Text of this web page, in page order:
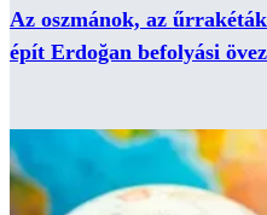
Az oszmánok, az
épít Erdoğan befolyási